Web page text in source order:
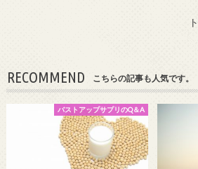
RECOMMEND こちらの記事も人気です。
バストアップサプリのQ＆A